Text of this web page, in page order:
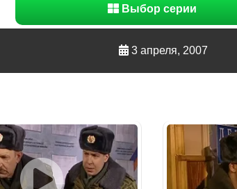
Выбор серии
3 апреля, 2007